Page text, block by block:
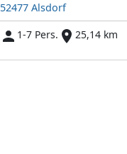
52477 Alsdorf
1-7 Pers.
25,14 km